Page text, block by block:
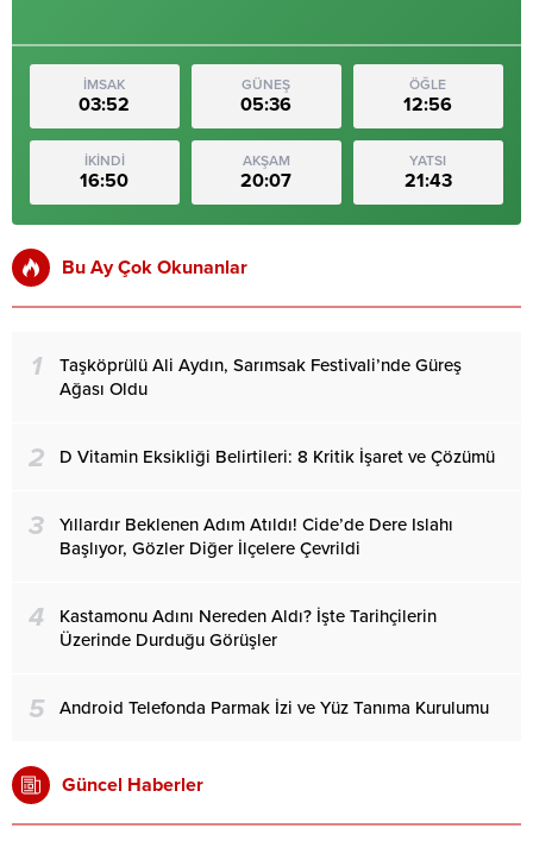
İMSAK
03:52
GÜNEŞ
05:36
ÖĞLE
12:56
İKİNDİ
16:50
AKŞAM
20:07
YATSI
21:43
Bu Ay Çok Okunanlar
1
Taşköprülü Ali Aydın, Sarımsak Festivali’nde Güreş
Ağası Oldu
2 D Vitamin Eksikliği Belirtileri: 8 Kritik İşaret ve Çözümü
3
Yıllardır Beklenen Adım Atıldı! Cide’de Dere Islahı
Başlıyor, Gözler Diğer İlçelere Çevrildi
4
Kastamonu Adını Nereden Aldı? İşte Tarihçilerin
Üzerinde Durduğu Görüşler
5 Android Telefonda Parmak İzi ve Yüz Tanıma Kurulumu
Güncel Haberler